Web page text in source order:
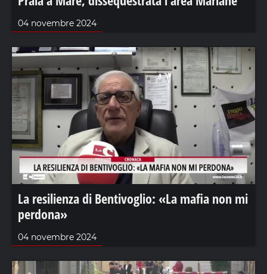
04 novembre 2024
La resilienza di Bentivoglio: «La mafia non mi
perdona»
04 novembre 2024